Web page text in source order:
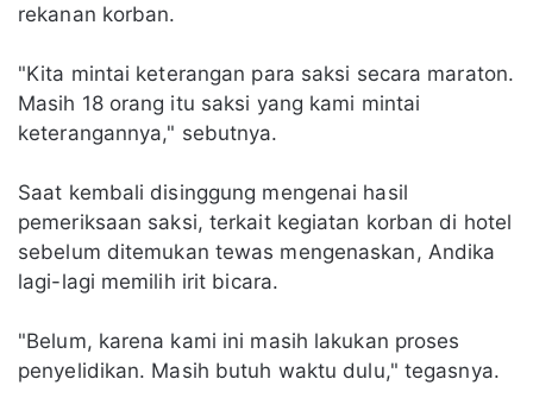
rekanan korban.
"Kita mintai keterangan para saksi secara maraton.
Masih 18 orang itu saksi yang kami mintai
keterangannya," sebutnya.
Saat kembali disinggung mengenai hasil
pemeriksaan saksi, terkait kegiatan korban di hotel
sebelum ditemukan tewas mengenaskan, Andika
lagi-lagi memilih irit bicara.
"Belum, karena kami ini masih lakukan proses
penyelidikan. Masih butuh waktu dulu," tegasnya.